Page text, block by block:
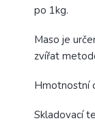
po 1kg.
Maso je
zvířat
Hmotnostní
Skladovací